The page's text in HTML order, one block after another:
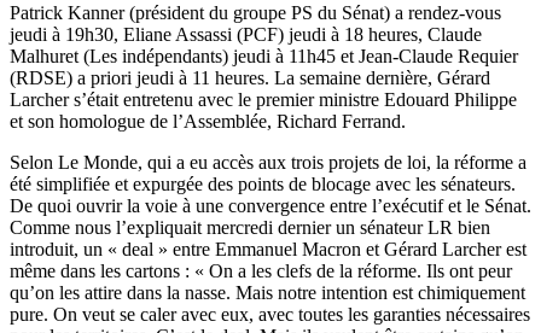
Patrick Kanner (président du groupe PS du Sénat) a rendez-vous
jeudi à 19h30, Eliane Assassi (PCF) jeudi à 18 heures, Claude
Malhuret (Les indépendants) jeudi à 11h45 et Jean-Claude Requier
(RDSE) a priori jeudi à 11 heures. La semaine dernière, Gérard
Larcher s’était entretenu avec le premier ministre Edouard Philippe
et son homologue de l’Assemblée, Richard Ferrand.
Selon Le Monde, qui a eu accès aux trois projets de loi, la réforme a
été simplifiée et expurgée des points de blocage avec les sénateurs.
De quoi ouvrir la voie à une convergence entre l’exécutif et le Sénat.
Comme nous l’expliquait mercredi dernierun sénateur LR bien
introduit, un « deal » entre Emmanuel Macron et Gérard Larcher est
même dans les cartons : « On a les clefs de la réforme. Ils ont peur
qu’on les attire dans la nasse. Mais notre intention est chimiquement
pure. On veut se caler avec eux, avec toutes les garanties nécessaires